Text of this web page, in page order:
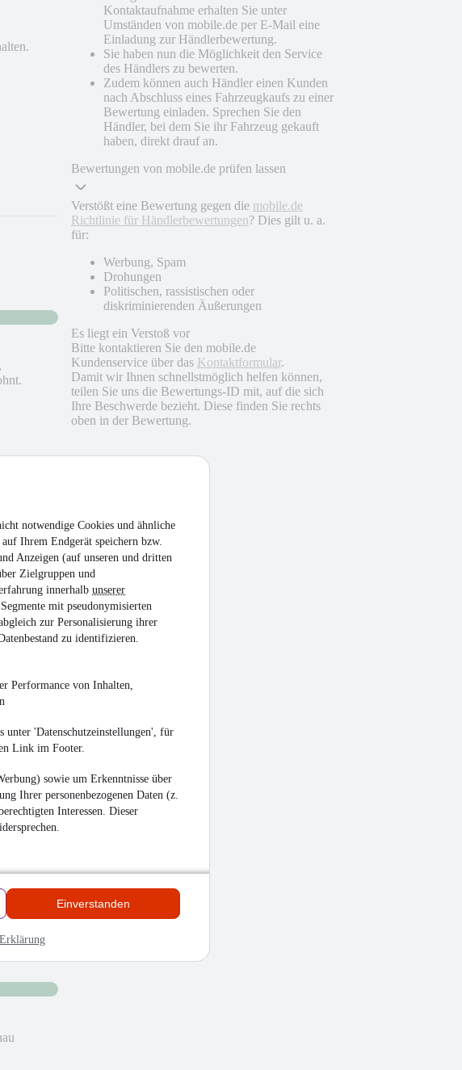
notwendige Cookies und ähnliche
Ihrem Endgerät speichern bzw.
Anzeigen (auf unseren und dritten
Zielgruppen und
innerhalb unserer
mit pseudonymisierten
zur Personalisierung ihrer
zu identifizieren.
Performance von Inhalten,
unter 'Datenschutzeinstellungen', für
Link im Footer.
sowie um Erkenntnisse über
Ihrer personenbezogenen Daten (z.
Interessen. Dieser
Einverstanden
Kontaktaufnahme erhalten Sie unter
Umständen von mobile.de per E-Mail eine
Einladung zur Händlerbewertung.
Sie haben nun die Möglichkeit den Service
des Händlers zu bewerten.
Zudem können auch Händler einen Kunden
nach Abschluss eines Fahrzeugkaufs zu einer
Bewertung einladen. Sprechen Sie den
Händler, bei dem Sie ihr Fahrzeug gekauft
haben, direkt drauf an.
Bewertungen von mobile.de prüfen lassen
Verstößt eine Bewertung gegen die mobile.de
Richtlinie für Händlerbewertungen? Dies gilt u. a.
für:
Werbung, Spam
Drohungen
Politischen, rassistischen oder
diskriminierenden Äußerungen
Es liegt ein Verstoß vor
Bitte kontaktieren Sie den mobile.de
Kundenservice über das Kontaktformular.
Damit wir Ihnen schnellstmöglich helfen können,
teilen Sie uns die Bewertungs-ID mit, auf die sich
Ihre Beschwerde bezieht. Diese finden Sie rechts
oben in der Bewertung.